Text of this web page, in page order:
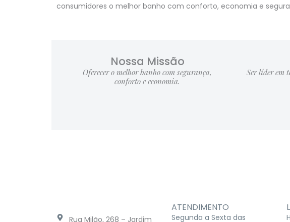
consumidores o melhor banho com conforto, economia e
Nossa Missão
Oferecer o melhor banho com segurança,
conforto e economia.
Ser líder em
Rua Milão, 268 – Jardim
ATENDIMENTO
Segunda a Sexta das